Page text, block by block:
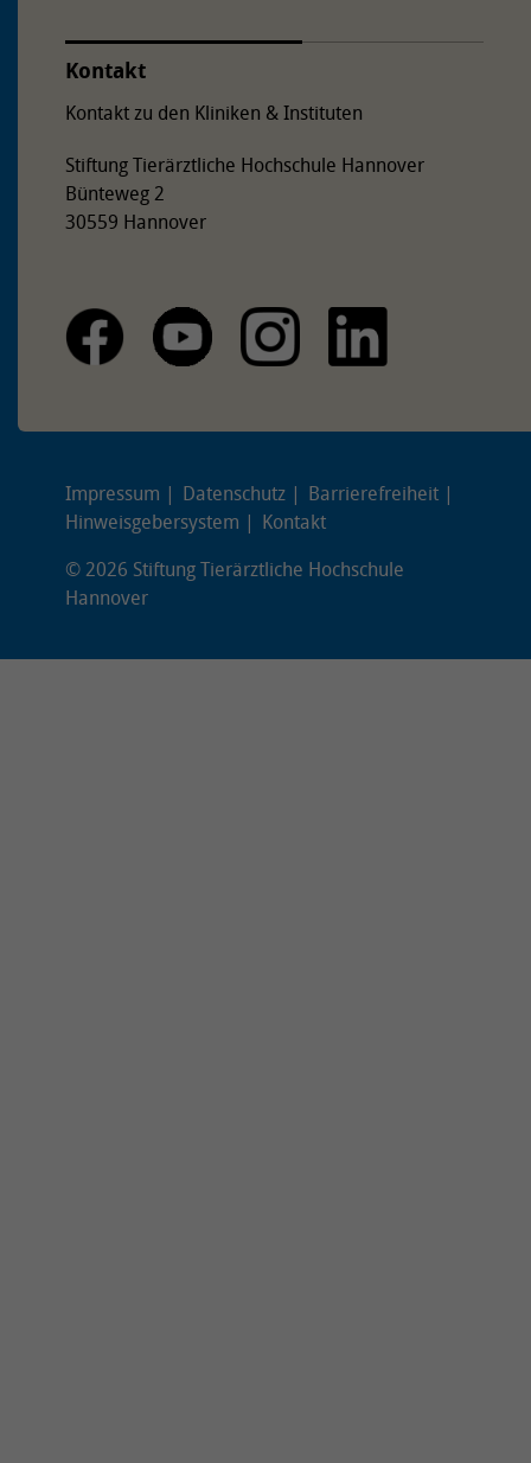
Kontakt
Kontakt zu den Kliniken & Instituten
Stiftung Tierärztliche Hochschule Hannover
Bünteweg 2
30559 Hannover
Impressum Datenschutz
Barrierefreiheit
Hinweisgebersystem
Kontakt
© 2026 Stiftung Tierärztliche Hochschule
Hannover